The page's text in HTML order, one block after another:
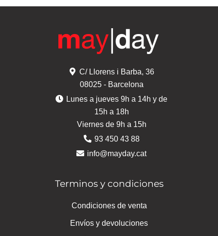
C/ Llorens i Barba, 36
08025 - Barcelona
Lunes a jueves 9h a 14h y de
15h a 18h
Viernes de 9h a 15h
93 450 43 88
info@mayday.cat
Terminos y condiciones
Condiciones de venta
Envíos y devoluciones